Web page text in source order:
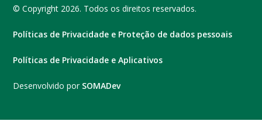
© Copyright 2026. Todos os direitos reservados.
Políticas de Privacidade e Proteção de dados pessoais
Políticas de Privacidade e Aplicativos
Desenvolvido por SOMADev